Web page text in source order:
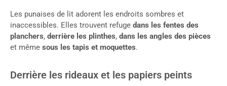
Les punaises de lit adorent les endroits sombres et
inaccessibles. Elles trouvent refuge dans les fentes des
planchers, derrière les plinthes, dans les angles des pièces
et même sous les tapis et moquettes.
Derrière les rideaux et les papiers peints